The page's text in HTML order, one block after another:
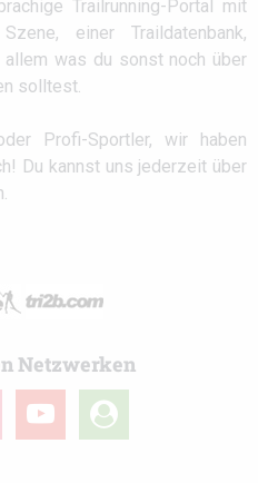
Trailrunning-Portal mit
einer Traildatenbank,
allem was du sonst noch über
solltest.
Profi-Sportler, wir haben
Du kannst uns jederzeit über
Netzwerken
youtube
user-
circle